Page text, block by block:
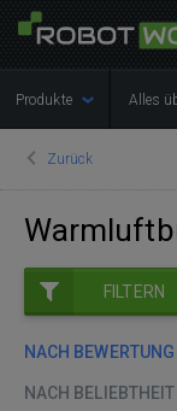
Produkte Alles
Zurück
FILTERN
NACH BEWERTUNG
NACH BELIEBTHEIT